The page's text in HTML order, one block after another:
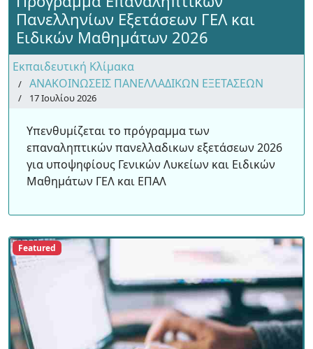
Πανελληνίων Εξετάσεων ΓΕΛ και
Ειδικών Μαθημάτων 2026
Εκπαιδευτική Κλίμακα
ΑΝΑΚΟΙΝΩΣΕΙΣ ΠΑΝΕΛΛΑΔΙΚΩΝ ΕΞΕΤΑΣΕΩΝ
17 Ιουλίου 2026
Υπενθυμίζεται το πρόγραμμα των
επαναληπτικών πανελλαδικων εξετάσεων 2026
για υποψηφίους Γενικών Λυκείων και Ειδικών
Μαθημάτων ΓΕΛ και ΕΠΑΛ
Featured